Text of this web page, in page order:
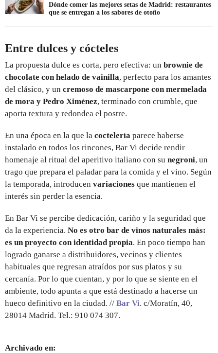
Dónde comer las mejores setas de Madrid: restaurantes
que se entregan a los sabores de otoño
Entre dulces y cócteles
La propuesta dulce es corta, pero efectiva: un brownie de
chocolate con helado de vainilla, perfecto para los amantes
del clásico, y un cremoso de mascarpone con mermelada
de mora y Pedro Ximénez, terminado con crumble, que
aporta textura y redondea el postre.
En una época en la que la coctelería parece haberse
instalado en todos los rincones, Bar Vi decide rendir
homenaje al ritual del aperitivo italiano con su negroni, un
trago que prepara el paladar para la comida y el vino. Según
la temporada, introducen variaciones que mantienen el
interés sin perder la esencia.
En Bar Vi se percibe dedicación, cariño y la seguridad que
da la experiencia. No es otro bar de vinos naturales más:
es un proyecto con identidad propia. En poco tiempo han
logrado ganarse a distribuidores, vecinos y clientes
habituales que regresan atraídos por sus platos y su
cercanía. Por lo que cuentan, y por lo que se siente en el
ambiente, todo apunta a que está destinado a hacerse un
hueco definitivo en la ciudad. // Bar Vi. c/Moratín, 40,
28014 Madrid. Tel.: 910 074 307.
Archivado en: